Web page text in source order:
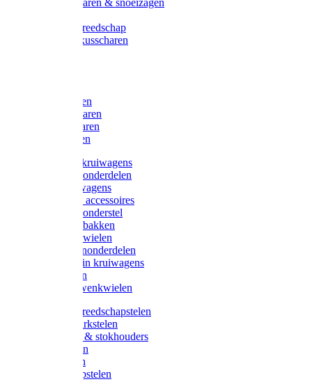
Heggenscharen & snoeizagen
Klussen gereedschap
Gras & buxusscharen
Snoeischaren
Heggenscharen
Takkenscharen
Snoeimessen
Landbouwkruiwagens
Kruiwagenonderdelen
Bouwkruiwagens
Kruiwagen accessoires
Kruiwagenonderstel
Kruiwagenbakken
Kruiwagenwielen
Steekwagenonderdelen
Huis en Tuin kruiwagens
Steekwagen
Bok- en Zwenkwielen
Overige gereedschapstelen
Bezem-/Harkstelen
Handvaten & stokhouders
Hamerstelen
Spadestelen
Graanschopstelen